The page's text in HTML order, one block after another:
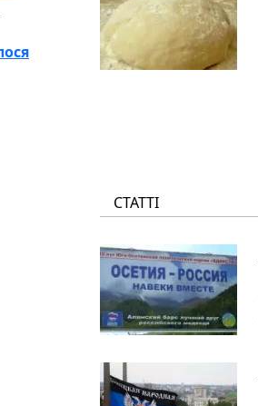
СТАТТІ